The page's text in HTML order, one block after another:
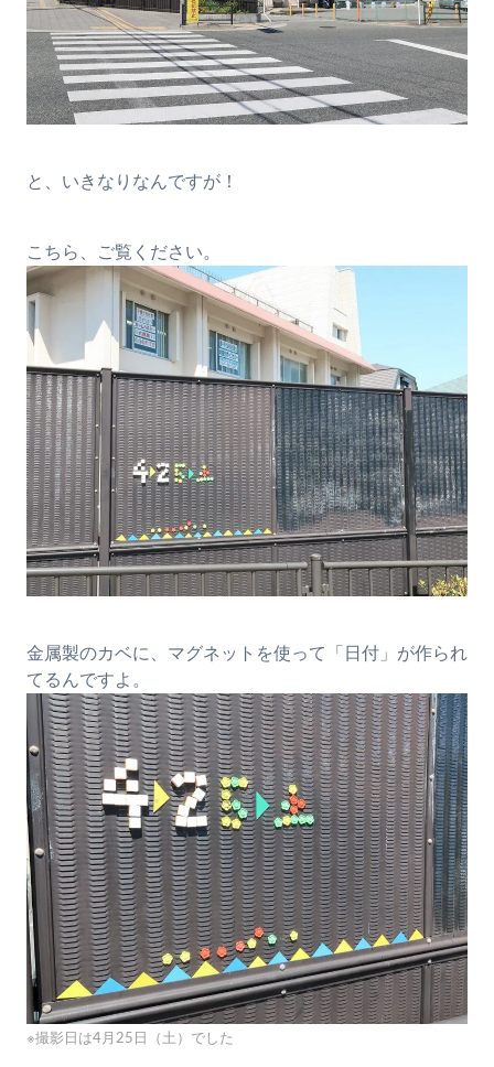
と、いきなりなんですが！
こちら、ご覧ください。
金属製のカベに、マグネットを使って「日付」が作られ
てるんですよ。
※撮影日は4月25日（土）でした